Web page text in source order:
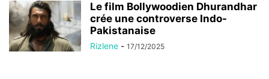
Le film Bollywoodien Dhurandhar
crée une controverse Indo-
Pakistanaise
Rizlene - 17/12/2025